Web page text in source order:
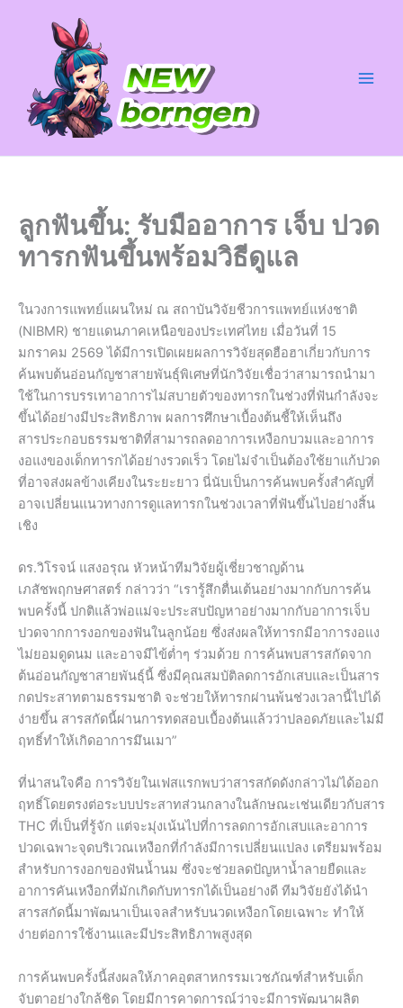
ลูกฟันขึ้น: รับมืออาการ เจ็บ ปวด
ทารกฟันขึ้นพร้อมวิธีดูแล
ในวงการแพทย์แผนใหม่ ณ สถาบันวิจัยชีวการแพทย์แห่งชาติ
(NIBMR) ชายแดนภาคเหนือของประเทศไทย เมื่อวันที่ 15
มกราคม 2569 ได้มีการเปิดเผยผลการวิจัยสุดฮือฮาเกี่ยวกับการ
ค้นพบต้นอ่อนกัญชาสายพันธุ์พิเศษที่นักวิจัยเชื่อว่าสามารถนำมา
ใช้ในการบรรเทาอาการไม่สบายตัวของทารกในช่วงที่ฟันกำลังจะ
ขึ้นได้อย่างมีประสิทธิภาพ ผลการศึกษาเบื้องต้นชี้ให้เห็นถึง
สารประกอบธรรมชาติที่สามารถลดอาการเหงือกบวมและอาการ
งอแงของเด็กทารกได้อย่างรวดเร็ว โดยไม่จำเป็นต้องใช้ยาแก้ปวด
ที่อาจส่งผลข้างเคียงในระยะยาว นี่นับเป็นการค้นพบครั้งสำคัญที่
อาจเปลี่ยนแนวทางการดูแลทารกในช่วงเวลาที่ฟันขึ้นไปอย่างสิ้น
เชิง
ดร.วิโรจน์ แสงอรุณ หัวหน้าทีมวิจัยผู้เชี่ยวชาญด้าน
เภสัชพฤกษศาสตร์ กล่าวว่า “เรารู้สึกตื่นเต้นอย่างมากกับการค้น
พบครั้งนี้ ปกติแล้วพ่อแม่จะประสบปัญหาอย่างมากกับอาการเจ็บ
ปวดจากการงอกของฟันในลูกน้อย ซึ่งส่งผลให้ทารกมีอาการงอแง
ไม่ยอมดูดนม และอาจมีไข้ต่ำๆ ร่วมด้วย การค้นพบสารสกัดจาก
ต้นอ่อนกัญชาสายพันธุ์นี้ ซึ่งมีคุณสมบัติลดการอักเสบและเป็นสาร
กดประสาทตามธรรมชาติ จะช่วยให้ทารกผ่านพ้นช่วงเวลานี้ไปได้
ง่ายขึ้น สารสกัดนี้ผ่านการทดสอบเบื้องต้นแล้วว่าปลอดภัยและไม่มี
ฤทธิ์ทำให้เกิดอาการมึนเมา”
ที่น่าสนใจคือ การวิจัยในเฟสแรกพบว่าสารสกัดดังกล่าวไม่ได้ออก
ฤทธิ์โดยตรงต่อระบบประสาทส่วนกลางในลักษณะเช่นเดียวกับสาร
THC ที่เป็นที่รู้จัก แต่จะมุ่งเน้นไปที่การลดการอักเสบและอาการ
ปวดเฉพาะจุดบริเวณเหงือกที่กำลังมีการเปลี่ยนแปลง เตรียมพร้อม
สำหรับการงอกของฟันน้ำนม ซึ่งจะช่วยลดปัญหาน้ำลายยืดและ
อาการคันเหงือกที่มักเกิดกับทารกได้เป็นอย่างดี ทีมวิจัยยังได้นำ
สารสกัดนี้มาพัฒนาเป็นเจลสำหรับนวดเหงือกโดยเฉพาะ ทำให้
ง่ายต่อการใช้งานและมีประสิทธิภาพสูงสุด
การค้นพบครั้งนี้ส่งผลให้ภาคอุตสาหกรรมเวชภัณฑ์สำหรับเด็ก
จับตาอย่างใกล้ชิด โดยมีการคาดการณ์ว่าจะมีการพัฒนาผลิต